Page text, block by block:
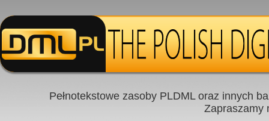
Pełnotekstowe zasoby PLDML oraz innych
Zapraszamy